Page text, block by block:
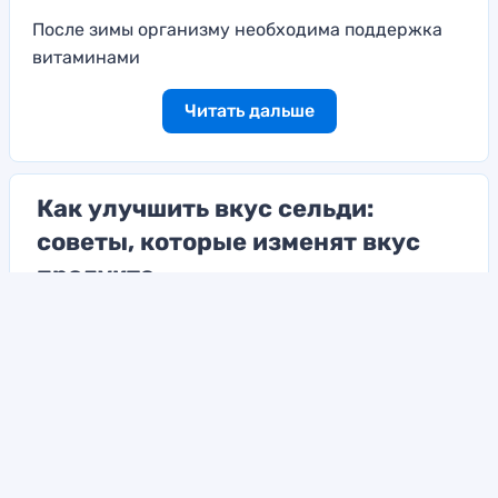
После зимы организму необходима поддержка
витаминами
Читать дальше
Как улучшить вкус сельди:
советы, которые изменят вкус
продукта